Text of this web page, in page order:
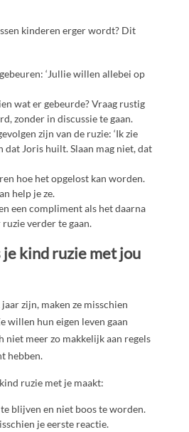
kinderen erger wordt? Dit
‘Jullie willen allebei op
wat er gebeurde? Vraag rustig
zonder in discussie te gaan.
zijn van de ruzie: ‘Ik zie
dat Joris huilt. Slaan mag niet, dat
hoe het opgelost kan worden.
help je ze.
een compliment als het daarna
verder te gaan.
je kind ruzie met jou
zijn, maken ze misschien
willen hun eigen leven gaan
niet meer zo makkelijk aan regels
hebben.
ruzie met je maakt:
blijven en niet boos te worden.
je eerste reactie.